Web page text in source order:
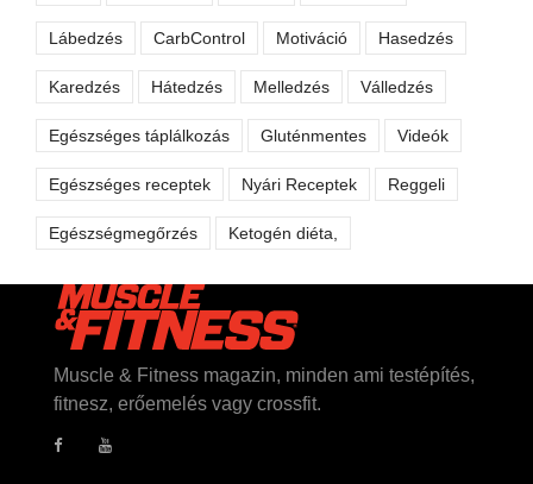
Lábedzés CarbControl Motiváció Hasedzés
Karedzés Hátedzés Melledzés Válledzés
Egészséges táplálkozás Gluténmentes Videók
Egészséges receptek Nyári Receptek Reggeli
Egészségmegőrzés Ketogén diéta,
Muscle & Fitness magazin, minden ami testépítés,
fitnesz, erőemelés vagy crossfit.